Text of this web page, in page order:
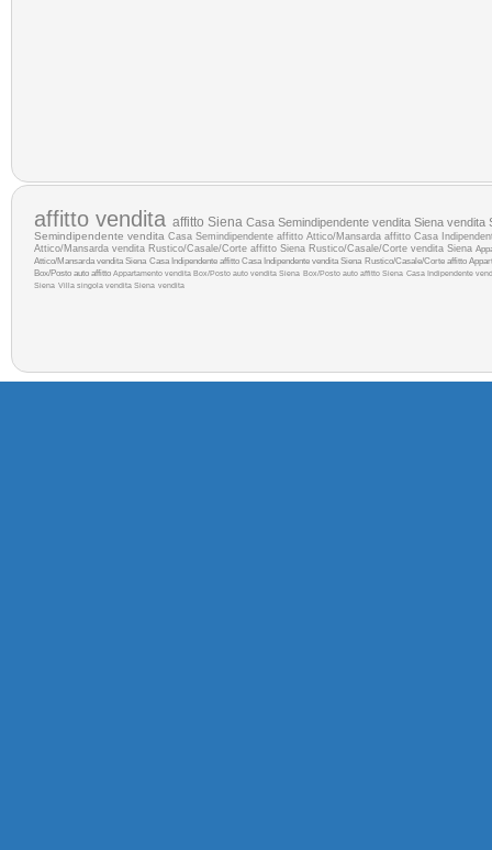
affitto vendita affitto Siena Casa Semindipendente vendita Siena vendita
Semindipendente vendita Casa Semindipendente affitto Attico/Mansarda affitto Casa
Attico/Mansarda vendita Rustico/Casale/Corte affitto Siena Rustico/Casale/Corte vendita Siena
Attico/Mansarda vendita Siena Casa Indipendente affitto Casa Indipendente vendita Siena Rustico/Casale/Corte affitto
Box/Posto auto affitto Appartamento vendita Box/Posto auto vendita Siena Box/Posto auto affitto Siena Casa Indipendente
Siena Villa singola vendita Siena vendita